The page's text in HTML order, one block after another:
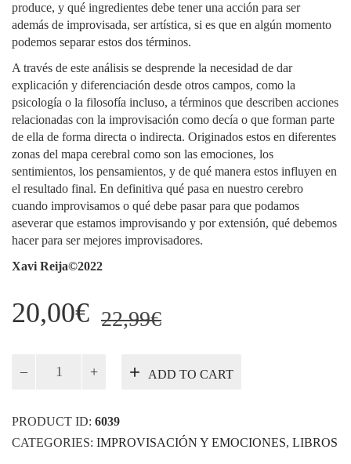
produce, y qué ingredientes debe tener una acción para ser
además de improvisada, ser artística, si es que en algún momento
podemos separar estos dos términos.
A través de este análisis se desprende la necesidad de dar
explicación y diferenciación desde otros campos, como la
psicología o la filosofía incluso, a términos que describen acciones
relacionadas con la improvisación como decía o que forman parte
de ella de forma directa o indirecta. Originados estos en diferentes
zonas del mapa cerebral como son las emociones, los
sentimientos, los pensamientos, y de qué manera estos influyen en
el resultado final. En definitiva qué pasa en nuestro cerebro
cuando improvisamos o qué debe pasar para que podamos
aseverar que estamos improvisando y por extensión, qué debemos
hacer para ser mejores improvisadores.
Xavi Reija©2022
22,99€Original
was:
20,00€
Current
is:
ADD TO CART
PRODUCT ID: 6039
CATEGORIES: IMPROVISACIÓN Y EMOCIONES, LIBROS